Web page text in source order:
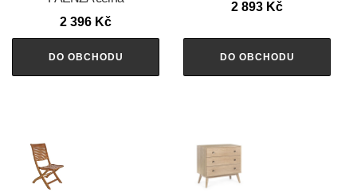
2 396 Kč
DO OBCHODU
2 893 Kč
DO OBCHODU